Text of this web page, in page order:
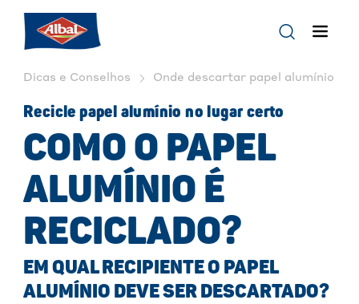
Dicas e Conselhos Onde descartar papel alumínio
Recicle papel alumínio no lugar certo
COMO O PAPEL
ALUMÍNIO É
RECICLADO?
EM QUAL RECIPIENTE O PAPEL
ALUMÍNIO DEVE SER DESCARTADO?